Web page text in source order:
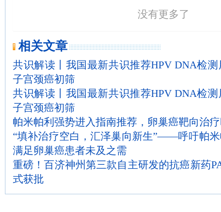
没有更多了
相关文章
共识解读丨我国最新共识推荐HPV DNA检
子宫颈癌初筛
共识解读丨我国最新共识推荐HPV DNA检
子宫颈癌初筛
帕米帕利强势进入指南推荐，卵巢癌靶向治
“填补治疗空白，汇泽巢向新生”——呼吁帕
满足卵巢癌患者未及之需
重磅！百济神州第三款自主研发的抗癌新药
式获批